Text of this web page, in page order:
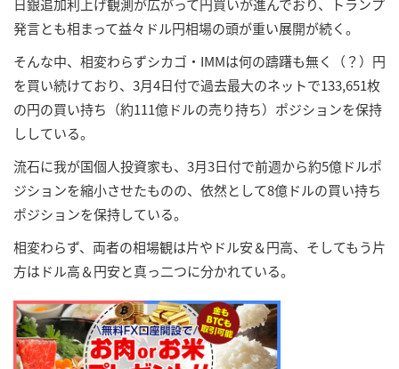
日銀追加利上げ観測が広がって円買いが進んでおり、トランプ
発言とも相まって益々ドル円相場の頭が重い展開が続く。
そんな中、相変わらずシカゴ・IMMは何の躊躇も無く（？）円
を買い続けており、3月4日付で過去最大のネットで133,651枚
の円の買い持ち（約111億ドルの売り持ち）ポジションを保持
ししている。
流石に我が国個人投資家も、3月3日付で前週から約5億ドルポ
ジションを縮小させたものの、依然として8億ドルの買い持ち
ポジションを保持している。
相変わらず、両者の相場観は片やドル安＆円高、そしてもう片
方はドル高＆円安と真っ二つに分かれている。